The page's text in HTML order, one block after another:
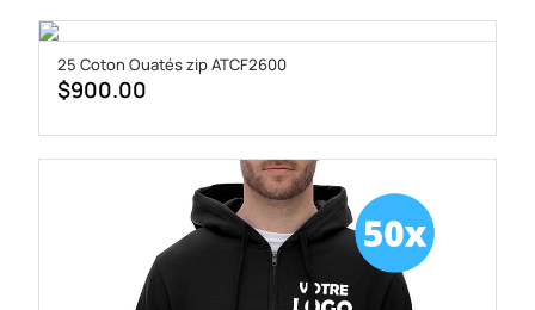
25 Coton Ouatés zip ATCF2600
$900.00